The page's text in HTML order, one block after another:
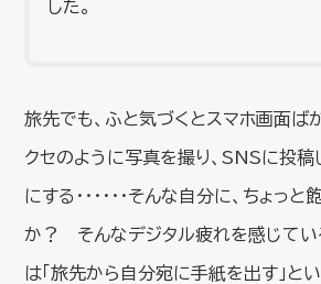
した。
旅先でも、ふと気づくとスマホ画面ば
クセのように写真を撮り、SNSに投稿
にする･･････そんな自分に、ちょっと
か？ そんなデジタル疲れを感じてい
は「旅先から自分宛に手紙を出す」と